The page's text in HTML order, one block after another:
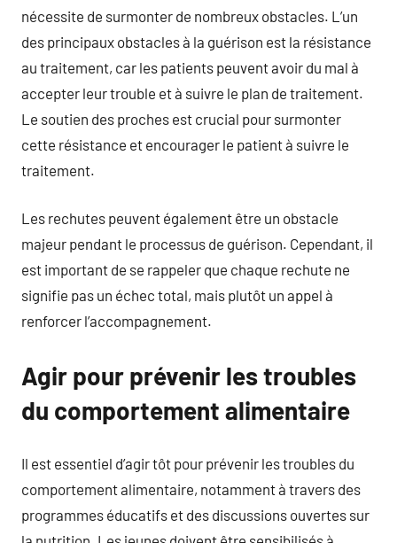
nécessite de surmonter de nombreux obstacles. L’un
des principaux obstacles à la guérison est la résistance
au traitement, car les patients peuvent avoir du mal à
accepter leur trouble et à suivre le plan de traitement.
Le soutien des proches est crucial pour surmonter
cette résistance et encourager le patient à suivre le
traitement.
Les rechutes peuvent également être un obstacle
majeur pendant le processus de guérison. Cependant, il
est important de se rappeler que chaque rechute ne
signifie pas un échec total, mais plutôt un appel à
renforcer l’accompagnement.
Agir pour prévenir les troubles
du comportement alimentaire
Il est essentiel d’agir tôt pour prévenir les troubles du
comportement alimentaire, notamment à travers des
programmes éducatifs et des discussions ouvertes sur